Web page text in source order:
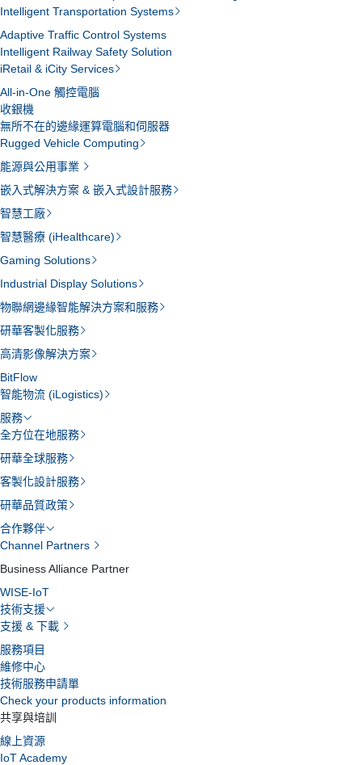
Intelligent Transportation Systems
Adaptive Traffic Control Systems
Intelligent Railway Safety Solution
iRetail & iCity Services
All-in-One 觸控電腦
收銀機
無所不在的邊緣運算電腦和伺服器
Rugged Vehicle Computing
能源與公用事業
嵌入式解決方案 & 嵌入式設計服務
智慧工廠
智慧醫療 (iHealthcare)
Gaming Solutions
Industrial Display Solutions
物聯網邊緣智能解決方案和服務
研華客製化服務
高清影像解決方案
BitFlow
智能物流 (iLogistics)
服務
全方位在地服務
研華全球服務
客製化設計服務
研華品質政策
合作夥伴
Channel Partners
Business Alliance Partner
WISE-IoT
技術支援
支援 & 下載
服務項目
維修中心
技術服務申請單
Check your products information
共享與培訓
線上資源
IoT Academy